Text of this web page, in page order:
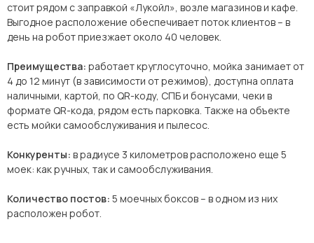
стоит рядом с заправкой «Лукойл», возле магазинов и кафе.
Выгодное расположение обеспечивает поток клиентов – в
день на робот приезжает около 40 человек.
Преимущества: работает круглосуточно, мойка занимает от
4 до 12 минут (в зависимости от режимов), доступна оплата
наличными, картой, по QR-коду, СПБ и бонусами, чеки в
формате QR-кода, рядом есть парковка. Также на объекте
есть мойки самообслуживания и пылесос.
Конкуренты: в радиусе 3 километров расположено еще 5
моек: как ручных, так и самообслуживания.
Количество постов: 5 моечных боксов – в одном из них
расположен робот.